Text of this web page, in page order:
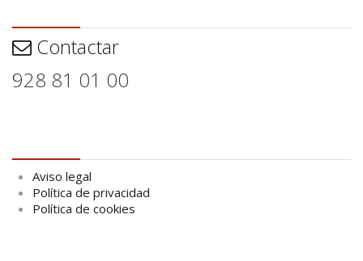
Contactar
928 81 01 00
Aviso legal
Política de privacidad
Política de cookies